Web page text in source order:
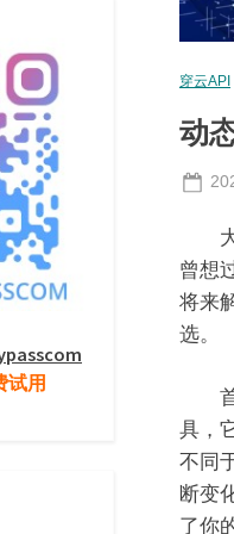
穿云API
动
大
曾想
将来
选。
首
具，
不同
断变
了你
试用